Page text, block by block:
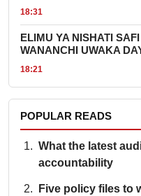
18:31
ELIMU YA NISHATI
WANANCHI UWAKA
18:21
POPULAR READS
What the latest
accountability
Five policy files to